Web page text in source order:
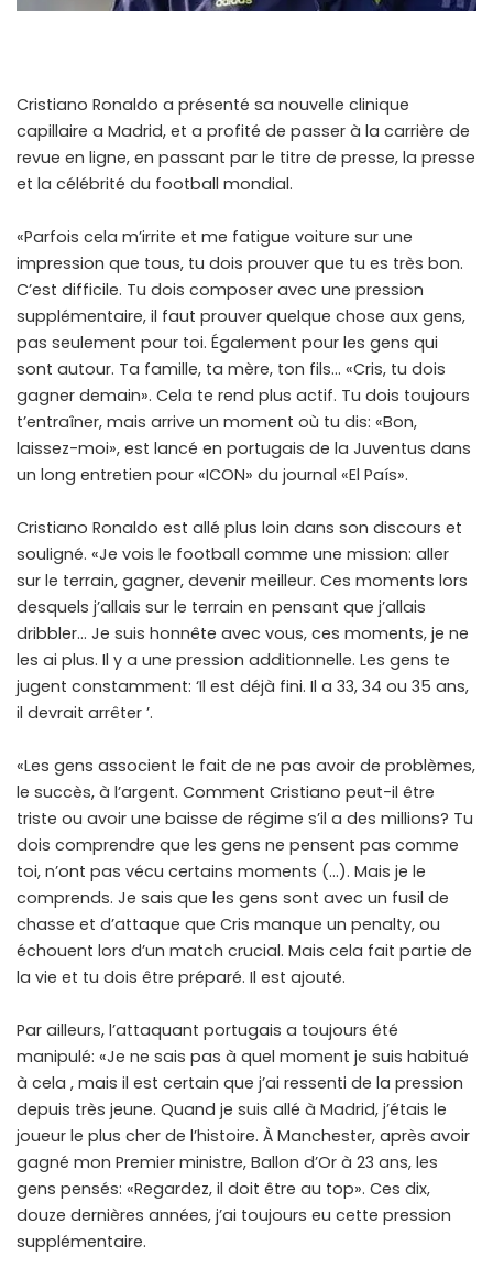
Cristiano Ronaldo a présenté sa nouvelle clinique
capillaire a Madrid, et a profité de passer à la carrière de
revue en ligne, en passant par le titre de presse, la presse
et la célébrité du football mondial.
«Parfois cela m’irrite et me fatigue voiture sur une
impression que tous, tu dois prouver que tu es très bon.
C’est difficile. Tu dois composer avec une pression
supplémentaire, il faut prouver quelque chose aux gens,
pas seulement pour toi. Également pour les gens qui
sont autour. Ta famille, ta mère, ton fils… «Cris, tu dois
gagner demain». Cela te rend plus actif. Tu dois toujours
t’entraîner, mais arrive un moment où tu dis: «Bon,
laissez-moi», est lancé en portugais de la Juventus dans
un long entretien pour «ICON» du journal «El País».
Cristiano Ronaldo est allé plus loin dans son discours et
souligné. «Je vois le football comme une mission: aller
sur le terrain, gagner, devenir meilleur. Ces moments lors
desquels j’allais sur le terrain en pensant que j’allais
dribbler… Je suis honnête avec vous, ces moments, je ne
les ai plus. Il y a une pression additionnelle. Les gens te
jugent constamment: ‘Il est déjà fini. Il a 33, 34 ou 35 ans,
il devrait arrêter ’.
«Les gens associent le fait de ne pas avoir de problèmes,
le succès, à l’argent. Comment Cristiano peut-il être
triste ou avoir une baisse de régime s’il a des millions? Tu
dois comprendre que les gens ne pensent pas comme
toi, n’ont pas vécu certains moments (…). Mais je le
comprends. Je sais que les gens sont avec un fusil de
chasse et d’attaque que Cris manque un penalty, ou
échouent lors d’un match crucial. Mais cela fait partie de
la vie et tu dois être préparé. Il est ajouté.
Par ailleurs, l’attaquant portugais a toujours été
manipulé: «Je ne sais pas à quel moment je suis habitué
à cela , mais il est certain que j’ai ressenti de la pression
depuis très jeune. Quand je suis allé à Madrid, j’étais le
joueur le plus cher de l’histoire. À Manchester, après avoir
gagné mon Premier ministre, Ballon d’Or à 23 ans, les
gens pensés: «Regardez, il doit être au top». Ces dix,
douze dernières années, j’ai toujours eu cette pression
supplémentaire.